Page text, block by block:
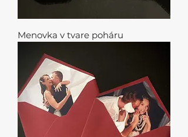
Menovka v tvare poháru